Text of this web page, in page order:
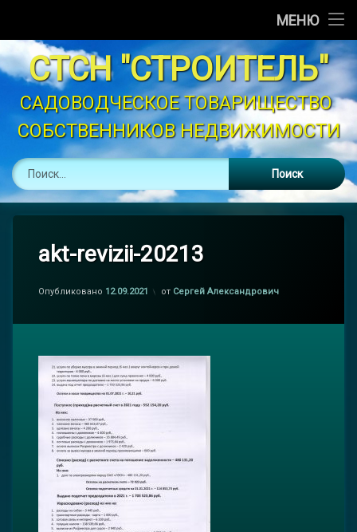
МЕНЮ
Новости
Объявления
График Полива
Устав
Законодательство
Перейти
к
содержимому
СТСН "СТРОИТЕЛЬ"
САДОВОДЧЕСКОЕ ТОВАРИЩЕСТВО
СОБСТВЕННИКОВ НЕДВИЖИМОСТИ
akt-revizii-20213
Опубликовано 12.09.2021 от Сергей Александрович